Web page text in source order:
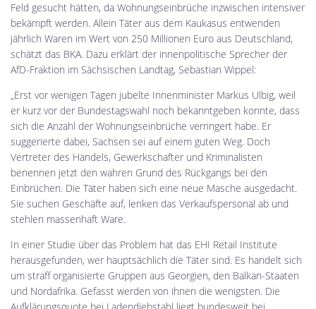
Feld gesucht hätten, da Wohnungseinbrüche inzwischen intensiver
bekämpft werden. Allein Täter aus dem Kaukasus entwenden
jährlich Waren im Wert von 250 Millionen Euro aus Deutschland,
schätzt das BKA. Dazu erklärt der innenpolitische Sprecher der
AfD-Fraktion im Sächsischen Landtag, Sebastian Wippel:
„Erst vor wenigen Tagen jubelte Innenminister Markus Ulbig, weil
er kurz vor der Bundestagswahl noch bekanntgeben konnte, dass
sich die Anzahl der Wohnungseinbrüche verringert habe. Er
suggerierte dabei, Sachsen sei auf einem guten Weg. Doch
Vertreter des Handels, Gewerkschafter und Kriminalisten
benennen jetzt den wahren Grund des Rückgangs bei den
Einbrüchen. Die Täter haben sich eine neue Masche ausgedacht.
Sie suchen Geschäfte auf, lenken das Verkaufspersonal ab und
stehlen massenhaft Ware.
In einer Studie über das Problem hat das EHI Retail Institute
herausgefunden, wer hauptsächlich die Täter sind. Es handelt sich
um straff organisierte Gruppen aus Georgien, den Balkan-Staaten
und Nordafrika. Gefasst werden von ihnen die wenigsten. Die